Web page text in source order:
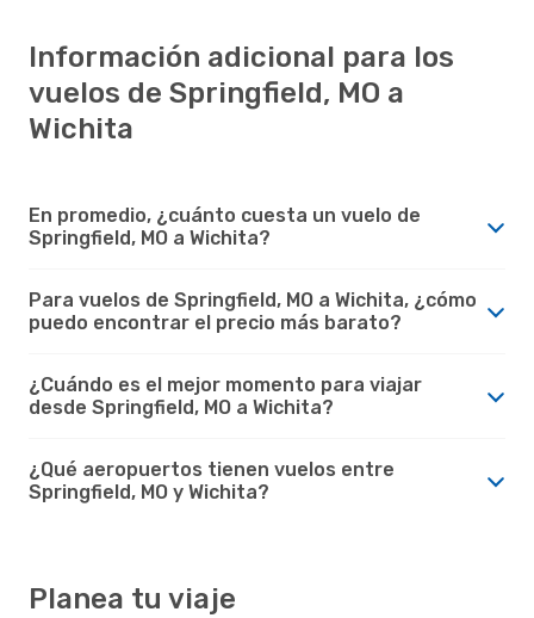
Información adicional para los
vuelos de Springfield, MO a
Wichita
En promedio, ¿cuánto cuesta un vuelo de
Springfield, MO a Wichita?
Para vuelos de Springfield, MO a Wichita, ¿cómo
puedo encontrar el precio más barato?
¿Cuándo es el mejor momento para viajar
desde Springfield, MO a Wichita?
¿Qué aeropuertos tienen vuelos entre
Springfield, MO y Wichita?
Planea tu viaje